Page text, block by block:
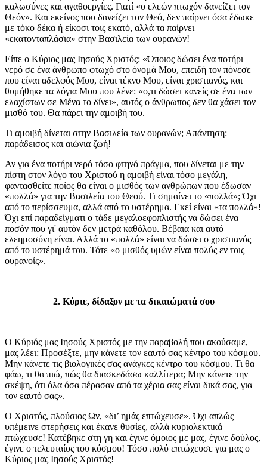
καλωσύνες και αγαθοεργίες. Γιατί «ο ελεών πτωχόν δανείζει τον
Θεόν». Και εκείνος που δανείζει τον Θεό, δεν παίρνει όσα έδωκε
με τόκο δέκα ή είκοσι τοις εκατό, αλλά τα παίρνει
«εκατονταπλάσια» στην Βασιλεία των ουρανών!
Είπε ο Κύριος μας Ιησούς Χριστός: «Όποιος δώσει ένα ποτήρι
νερό σε ένα άνθρωπο φτωχό στο όνομά Μου, επειδή τον πόνεσε
που είναι αδελφός Μου, είναι τέκνο Μου, είναι χριστιανός, και
θυμήθηκε τα λόγια Μου που λένε: «ο,τι δώσει κανείς σε ένα των
ελαχίστων σε Μένα το δίνει», αυτός ο άνθρωπος δεν θα χάσει τον
μισθό του. Θα πάρει την αμοιβή του.
Τι αμοιβή δίνεται στην Βασιλεία των ουρανών; Απάντηση:
παράδεισος και αιώνια ζωή!
Αν για ένα ποτήρι νερό τόσο φτηνό πράγμα, που δίνεται με την
πίστη στον λόγο του Χριστού η αμοιβή είναι τόσο μεγάλη,
φαντασθείτε ποίος θα είναι ο μισθός των ανθρώπων που έδωσαν
«πολλά» για την Βασιλεία του Θεού. Τι σημαίνει το «πολλά»; Όχι
από το περίσσευμα, αλλά από το υστέρημα. Εκεί είναι «τα πολλά»!
Όχι επί παραδείγματι ο τάδε μεγαλοεφοπλιστής να δώσει ένα
ποσόν που γι' αυτόν δεν μετρά καθόλου. Βέβαια και αυτό
ελεημοσύνη είναι. Αλλά το «πολλά» είναι να δώσει ο χριστιανός
από το υστέρημά του. Τότε «ο μισθός υμών είναι πολύς εν τοις
ουρανοίς».
2. Κύριε, δίδαξον με τα δικαιώματά σου
Ο Κύριός μας Ιησούς Χριστός με την παραβολή που ακούσαμε,
μας λέει: Προσέξτε, μην κάνετε τον εαυτό σας κέντρο του κόσμου.
Μην κάνετε τις βιολογικές σας ανάγκες κέντρο του κόσμου. Τι θα
φάω, τι θα πιώ, πώς θα διασκεδάσω καλλίτερα; Μην κάνετε την
σκέψη, ότι όλα όσα πέρασαν από τα χέρια σας είναι δικά σας, για
τον εαυτό σας».
Ο Χριστός, πλούσιος Ων, «δι’ ημάς επτώχευσε». Όχι απλώς
υπέμεινε στερήσεις και έκανε θυσίες, αλλά κυριολεκτικά
πτώχευσε! Κατέβηκε στη γη και έγινε όμοιος με μας, έγινε δούλος,
έγινε ο τελευταίος του κόσμου! Τόσο πολύ επτώχευσε για μας ο
Κύριος μας Ιησούς Χριστός!